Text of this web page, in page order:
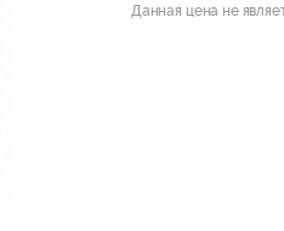
Данная цена не